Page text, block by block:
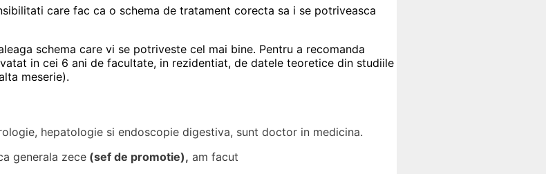
care fac ca o schema de tratament corecta sa i se potriveasca
schema care vi se potriveste cel mai bine. Pentru a recomanda
in cei 6 ani de facultate, in rezidentiat, de datele teoretice din studiile
meserie).
hepatologie si endoscopie digestiva, sunt doctor in medicina.
generala zece (sef de promotie), am facut